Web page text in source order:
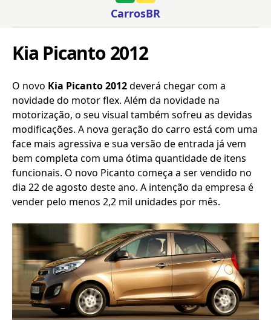
CarrosBR
Kia Picanto 2012
O novo Kia Picanto 2012deverá chegar com a
novidade do motor flex. Além da novidade na
motorização, o seu visual também sofreu as devidas
modificações. A nova geração do carro está com uma
face mais agressiva e sua versão de entrada já vem
bem completa com uma ótima quantidade de itens
funcionais. O novo Picanto começa a ser vendido no
dia 22 de agosto deste ano. A intenção da empresa é
vender pelo menos 2,2 mil unidades por mês.